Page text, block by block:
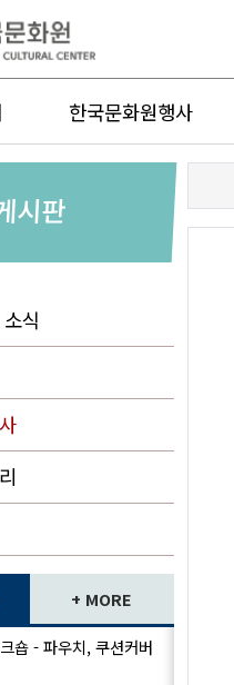
한국문화원행사
시판
식
+ MORE
숍 - 파우치, 쿠션커버